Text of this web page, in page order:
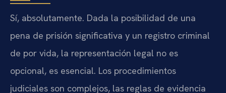
Sí, absolutamente. Dada la posibilidad de una
pena de prisión significativa y un registro criminal
de por vida, la representación legal no es
opcional, es esencial. Los procedimientos
judiciales son complejos, las reglas de evidencia